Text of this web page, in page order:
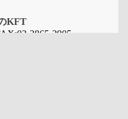
KFT
3865-2905